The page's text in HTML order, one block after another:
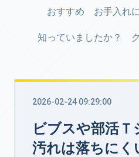
おすすめ お手入れ
知っていましたか？
2026-02-24 09:29:00
ビブスや部活
汚れは落ちにく